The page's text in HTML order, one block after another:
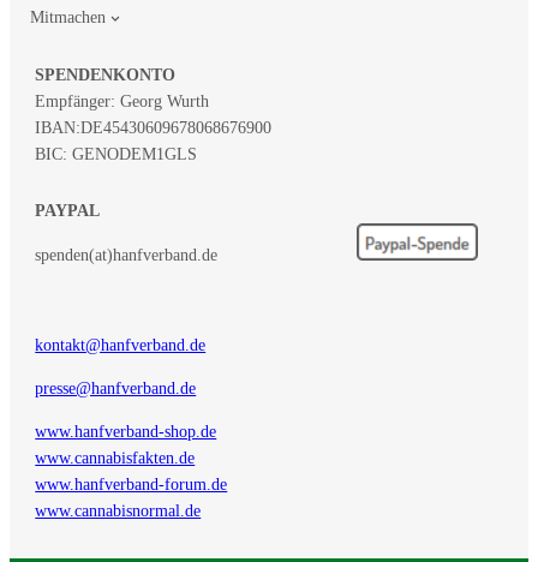
Mitmachen
SPENDENKONTO
Empfänger: Georg Wurth
IBAN:DE45430609678068676900
BIC: GENODEM1GLS
PAYPAL
spenden(at)hanfverband.de
kontakt@hanfverband.de
presse@hanfverband.de
www.hanfverband-shop.de
www.cannabisfakten.de
www.hanfverband-forum.de
www.cannabisnormal.de